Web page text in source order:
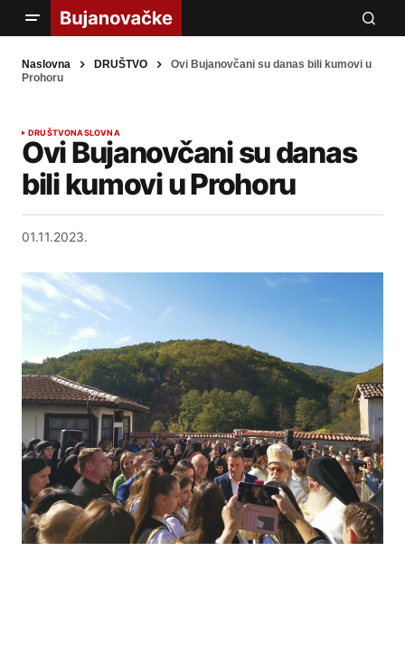
Naslovna DRUŠTVO
Ovi Bujanovčani su danas bili kumovi u
Prohoru
DRUŠTVONASLOVNA
Ovi Bujanovčani su danas
bili kumovi u Prohoru
01.11.2023.